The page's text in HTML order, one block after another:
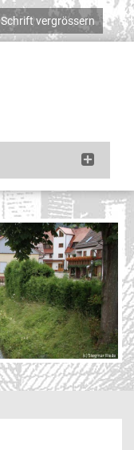
Schrift vergrössern